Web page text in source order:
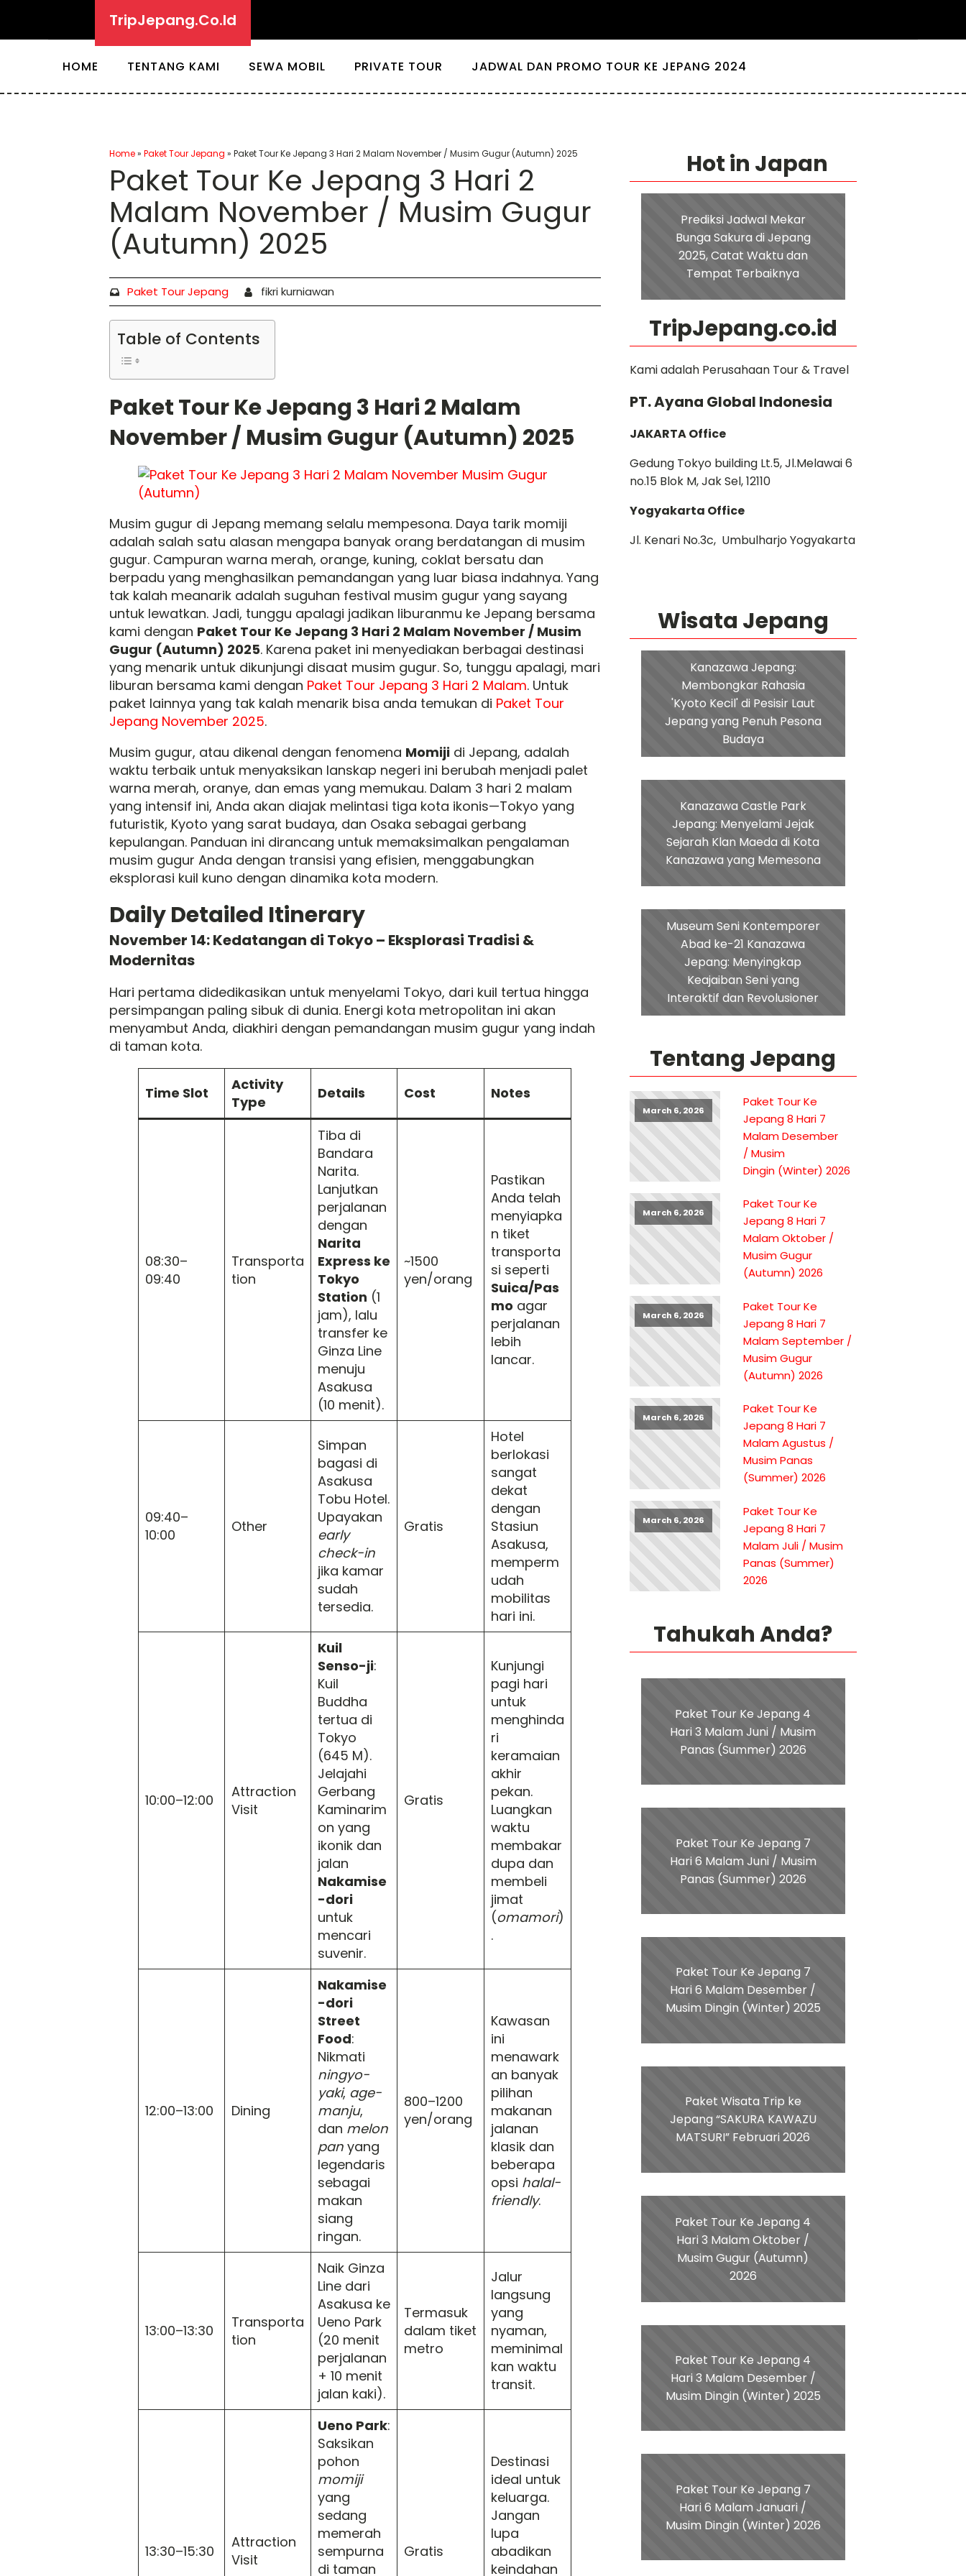
TripJepang.Co.Id
HOME TENTANG KAMI SEWA MOBIL PRIVATE TOUR JADWAL DAN PROMO TOUR KE JEPANG 2024
Home» Paket Tour Jepang » Paket Tour Ke Jepang 3 Hari 2 Malam November / Musim Gugur (Autumn) 2025
Paket Tour Ke Jepang 3 Hari 2
Malam November / Musim Gugur
(Autumn) 2025
Paket Tour Jepang fikri kurniawan
Table of Contents
Paket Tour Ke Jepang 3 Hari 2 Malam
November / Musim Gugur (Autumn) 2025
Musim gugur di Jepang memang selalu mempesona. Daya tarik momiji
adalah salah satu alasan mengapa banyak orang berdatangan di musim
gugur. Campuran warna merah, orange, kuning, coklat bersatu dan
berpadu yang menghasilkan pemandangan yang luar biasa indahnya. Yang
tak kalah meanarik adalah suguhan festival musim gugur yang sayang
untuk lewatkan. Jadi, tunggu apalagi jadikan liburanmu ke Jepang bersama
kami dengan Paket Tour Ke Jepang 3 Hari 2 Malam November / Musim
Gugur (Autumn) 2025. Karena paket ini menyediakan berbagai destinasi
yang menarik untuk dikunjungi disaat musim gugur. So, tunggu apalagi, mari
liburan bersama kami dengan Paket Tour Jepang 3 Hari 2 Malam. Untuk
paket lainnya yang tak kalah menarik bisa anda temukan di Paket Tour
Jepang November 2025.
Musim gugur, atau dikenal dengan fenomena Momiji di Jepang, adalah
waktu terbaik untuk menyaksikan lanskap negeri ini berubah menjadi palet
warna merah, oranye, dan emas yang memukau. Dalam 3 hari 2 malam
yang intensif ini, Anda akan diajak melintasi tiga kota ikonis—Tokyo yang
futuristik, Kyoto yang sarat budaya, dan Osaka sebagai gerbang
kepulangan. Panduan ini dirancang untuk memaksimalkan pengalaman
musim gugur Anda dengan transisi yang efisien, menggabungkan
eksplorasi kuil kuno dengan dinamika kota modern.
Daily Detailed Itinerary
November 14: Kedatangan di Tokyo – Eksplorasi Tradisi &
Modernitas
Hari pertama didedikasikan untuk menyelami Tokyo, dari kuil tertua hingga
persimpangan paling sibuk di dunia. Energi kota metropolitan ini akan
menyambut Anda, diakhiri dengan pemandangan musim gugur yang indah
di taman kota.
Time Slot
Activity
Type
Details Cost Notes
08:30–
09:40
Transporta
tion
Tiba di
Bandara
Narita.
Lanjutkan
perjalanan
dengan
Narita
Express ke
Tokyo
Station (1
jam), lalu
transfer ke
Ginza Line
menuju
Asakusa
(10 menit).
~1500
yen/orang
Pastikan
Anda telah
menyiapka
n tiket
transporta
si seperti
Suica/Pas
mo agar
perjalanan
lebih
lancar.
09:40–
10:00
Other
Simpan
bagasi di
Asakusa
Tobu Hotel.
Upayakan
early
check-in
jika kamar
sudah
tersedia.
Gratis
Hotel
berlokasi
sangat
dekat
dengan
Stasiun
Asakusa,
memperm
udah
mobilitas
hari ini.
10:00–12:00
Attraction
Visit
Kuil
Senso-ji:
Kuil
Buddha
tertua di
Tokyo
(645 M).
Jelajahi
Gerbang
Kaminarim
on yang
ikonik dan
jalan
Nakamise
-dori
untuk
mencari
suvenir.
Gratis
Kunjungi
pagi hari
untuk
menghinda
ri
keramaian
akhir
pekan.
Luangkan
waktu
membakar
dupa dan
membeli
jimat
(omamori)
.
12:00–13:00 Dining
Nakamise
-dori
Street
Food:
Nikmati
ningyo-
yaki, age-
manju,
dan melon
pan yang
legendaris
sebagai
makan
siang
ringan.
800–1200
yen/orang
Kawasan
ini
menawark
an banyak
pilihan
makanan
jalanan
klasik dan
beberapa
opsi halal-
friendly.
13:00–13:30
Transporta
tion
Naik Ginza
Line dari
Asakusa ke
Ueno Park
(20 menit
perjalanan
+ 10 menit
jalan kaki).
Termasuk
dalam tiket
metro
Jalur
langsung
yang
nyaman,
meminimal
kan waktu
transit.
13:30–15:30
Attraction
Visit
Ueno Park:
Saksikan
pohon
momiji
yang
sedang
memerah
sempurna
di taman
Gratis
Destinasi
ideal untuk
keluarga.
Jangan
lupa
abadikan
keindahan
Hot in Japan
Prediksi Jadwal Mekar
Bunga Sakura di Jepang
2025, Catat Waktu dan
Tempat Terbaiknya
TripJepang.co.id
Kami adalah Perusahaan Tour & Travel
PT. Ayana Global Indonesia
JAKARTA Office
Gedung Tokyo building Lt.5, Jl.Melawai 6
no.15 Blok M, Jak Sel, 12110
Yogyakarta Office
Jl. Kenari No.3c, Umbulharjo Yogyakarta
Wisata Jepang
Kanazawa Jepang:
Membongkar Rahasia
'Kyoto Kecil' di Pesisir Laut
Jepang yang Penuh Pesona
Budaya
Kanazawa Castle Park
Jepang: Menyelami Jejak
Sejarah Klan Maeda di Kota
Kanazawa yang Memesona
Museum Seni Kontemporer
Abad ke-21 Kanazawa
Jepang: Menyingkap
Keajaiban Seni yang
Interaktif dan Revolusioner
Tentang Jepang
March 6, 2026
Paket Tour Ke
Jepang 8 Hari 7
Malam Desember
/ Musim
Dingin (Winter) 2026
March 6, 2026
Paket Tour Ke
Jepang 8 Hari 7
Malam Oktober /
Musim Gugur
(Autumn) 2026
March 6, 2026
Paket Tour Ke
Jepang 8 Hari 7
Malam September /
Musim Gugur
(Autumn) 2026
March 6, 2026
Paket Tour Ke
Jepang 8 Hari 7
Malam Agustus /
Musim Panas
(Summer) 2026
March 6, 2026
Paket Tour Ke
Jepang 8 Hari 7
Malam Juli / Musim
Panas (Summer)
2026
Tahukah Anda?
Paket Tour Ke Jepang 4
Hari 3 Malam Juni / Musim
Panas (Summer) 2026
Paket Tour Ke Jepang 7
Hari 6 Malam Juni / Musim
Panas (Summer) 2026
Paket Tour Ke Jepang 7
Hari 6 Malam Desember /
Musim Dingin (Winter) 2025
Paket Wisata Trip ke
Jepang “SAKURA KAWAZU
MATSURI” Februari 2026
Paket Tour Ke Jepang 4
Hari 3 Malam Oktober /
Musim Gugur (Autumn)
2026
Paket Tour Ke Jepang 4
Hari 3 Malam Desember /
Musim Dingin (Winter) 2025
Paket Tour Ke Jepang 7
Hari 6 Malam Januari /
Musim Dingin (Winter) 2026